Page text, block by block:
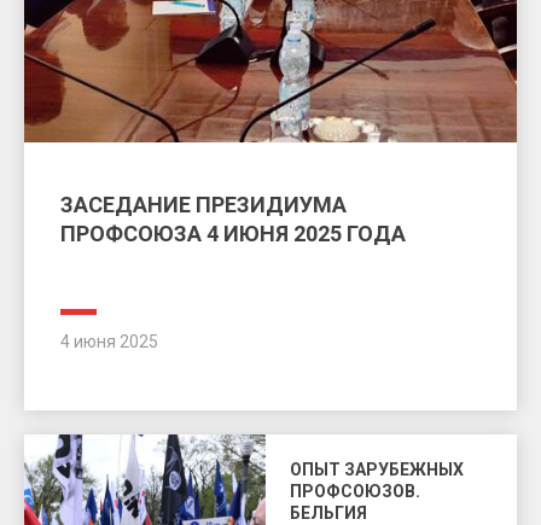
ЗАСЕДАНИЕ ПРЕЗИДИУМА
ПРОФСОЮЗА 4 ИЮНЯ 2025 ГОДА
4 июня 2025
ОПЫТ ЗАРУБЕЖНЫХ
ПРОФСОЮЗОВ.
БЕЛЬГИЯ